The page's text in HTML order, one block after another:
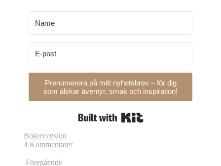
Prenumerera på mitt nyhetsbrev – för dig
som älskar äventyr, smak och inspiration!
Bokrecension
4 Kommentarer
Föregående